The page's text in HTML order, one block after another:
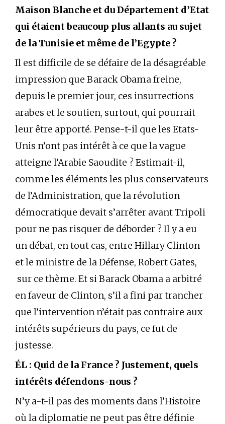
Maison Blanche et du Département d’Etat
qui étaient beaucoup plus allants au sujet
de la Tunisie et même de l’Egypte ?
Il est difficile de se défaire de la désagréable
impression que Barack Obama freine,
depuis le premier jour, ces insurrections
arabes et le soutien, surtout, qui pourrait
leur être apporté. Pense-t-il que les Etats-
Unis n’ont pas intérêt à ce que la vague
atteigne l’Arabie Saoudite ? Estimait-il,
comme les éléments les plus conservateurs
de l’Administration, que la révolution
démocratique devait s’arrêter avant Tripoli
pour ne pas risquer de déborder ? Il y a eu
un débat, en tout cas, entre Hillary Clinton
et le ministre de la Défense, Robert Gates,
sur ce thème. Et si Barack Obama a arbitré
en faveur de Clinton, s’il a fini par trancher
que l’intervention n’était pas contraire aux
intérêts supérieurs du pays, ce fut de
justesse.
ÉL : Quid de la France ? Justement, quels
intérêts défendons-nous ?
N’y a-t-il pas des moments dans l’Histoire
où la diplomatie ne peut pas être définie